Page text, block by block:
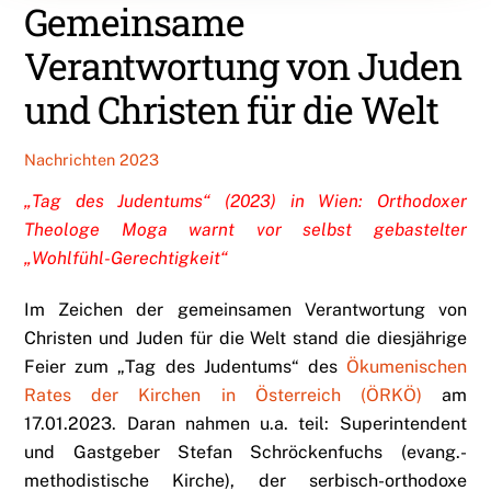
Gemeinsame
Verantwortung von Juden
und Christen für die Welt
Nachrichten 2023
„Tag des Judentums“ (2023) in Wien: Orthodoxer
Theologe Moga warnt vor selbst gebastelter
„Wohlfühl-Gerechtigkeit“
Im Zeichen der gemeinsamen Verantwortung von
Christen und Juden für die Welt stand die diesjährige
Feier zum „Tag des Judentums“ des Ökumenischen
Rates der Kirchen in Österreich (ÖRKÖ) am
17.01.2023. Daran nahmen u.a. teil: Superintendent
und Gastgeber Stefan Schröckenfuchs (evang.-
methodistische Kirche), der serbisch-orthodoxe